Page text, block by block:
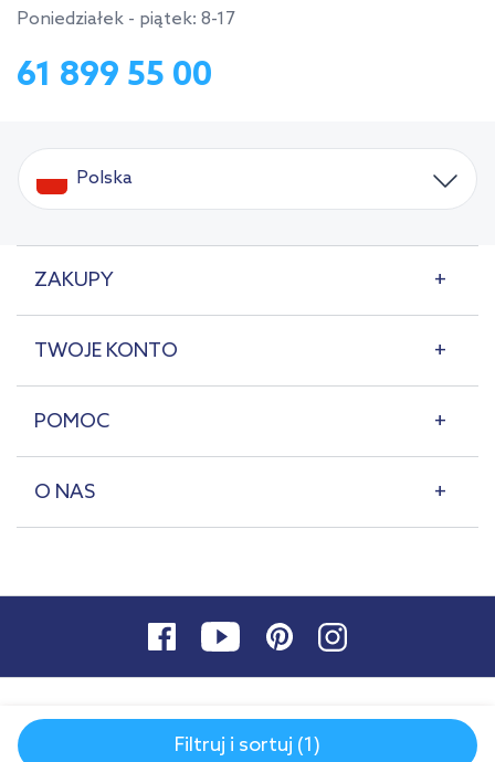
Poniedziałek - piątek: 8-17
61 899 55 00
Polska
ZAKUPY
TWOJE KONTO
POMOC
O NAS
Filtruj i sortuj (1)